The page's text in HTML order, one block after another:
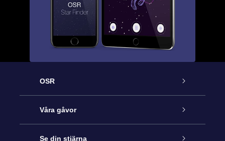
OSR
Kundtjänst
Kontakta oss
Våra gåvor
Online-Stjärngåva
Se din stjärna